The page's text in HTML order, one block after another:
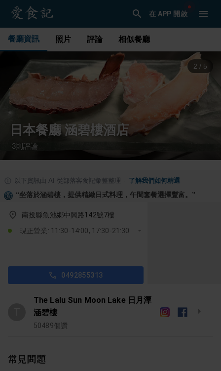
在 APP 開啟
餐廳資訊 照片 評論 相似餐廳
3 / 5
日本餐廳 涵碧樓酒店
·3則評論
以下資訊由 AI 從部落客食記彙整整理 了解我們如何精選
“坐落於涵碧樓，提供精緻日式料理，午間套餐選擇豐富。 ”
南投縣魚池鄉中興路142號7樓
現正營業: 11:30-14:00, 17:30-21:30
0492855313
The Lalu Sun Moon Lake 日月潭
涵碧樓
50489個讚
常見問題